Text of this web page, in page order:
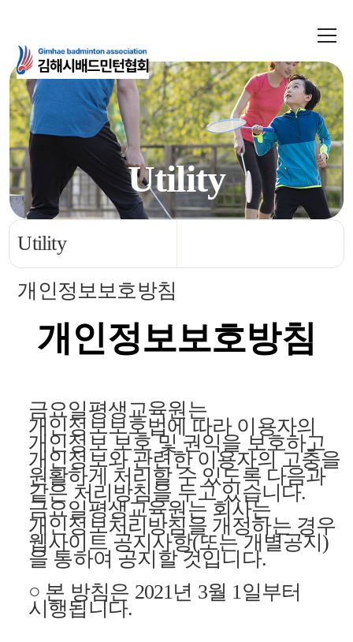
Utility
Utility
개인정보보호방침
개인정보보호방침
금요일평생교육원는
개인정보보호법에 따라 이용자의
개인정보 보호 및 권익을 보호하고
개인정보와 관련한 이용자의 고충을
원활하게 처리할 수 있도록 다음과
같은 처리방침을 두고 있습니다.
금요일평생교육원는 회사는
개인정보처리방침을 개정하는 경우
웹사이트 공지사항(또는 개별공지)
을 통하여 공지할 것입니다.
○ 본 방침은 2021년 3월 1일부터
시행됩니다.